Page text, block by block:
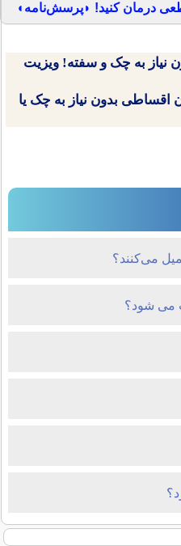
درمان کنید! ◗پرسش‌نامه◖
نیاز به چک و سفته! ویزیت
اقساطی بدون نیاز به چک یا
می‌کنند؟
می شود؟